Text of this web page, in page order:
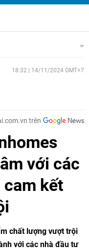
18:32 | 14/11/2024 GMT+7
trên
với các
cam kết
chất lượng vượt trội
với các nhà đầu tư